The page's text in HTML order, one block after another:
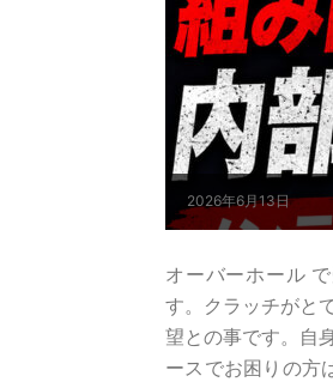
2026年6月13日
オーバーホール
す。クラッチがと
望との事です。自
ースでお困りの方